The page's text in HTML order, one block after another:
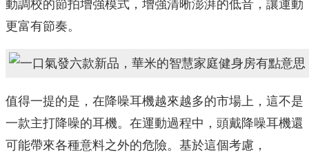
動調校的節拍增強模式，增強清晰澎湃的低音，讓運動
更富有節奏。
值得一提的是，在降噪耳機越來越多的市場上，這不是
一款主打降噪的耳機。在運動過程中，頭戴降噪耳機還
可能帶來各種意料之外的危險。基於這個考慮，